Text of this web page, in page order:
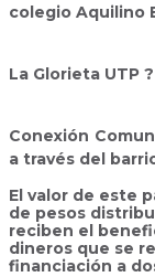
colegio Aquilino
La Glorieta UTP
Conexión
a través del
El valor de este
de pesos
reciben el
dineros que se
financiación a